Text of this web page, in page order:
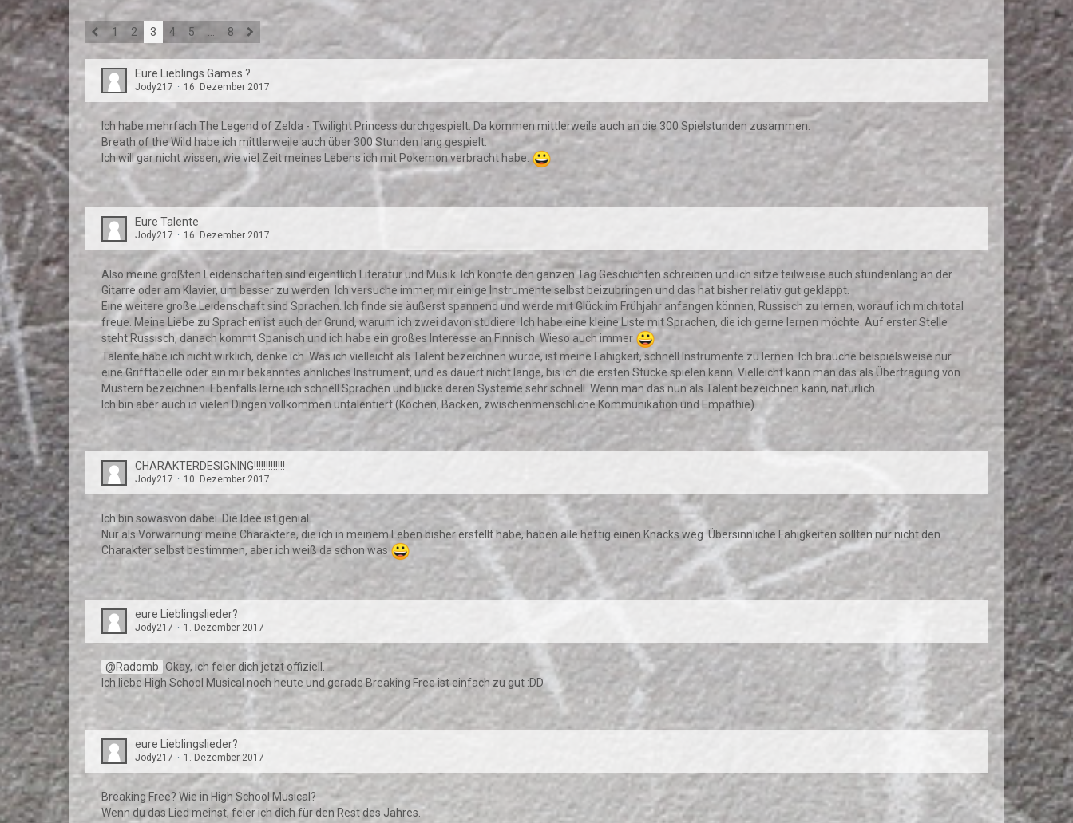
1 2 3 4 5 8
Eure Lieblings Games ?
Jody217 16. Dezember 2017
Ich habe mehrfach The Legend of Zelda - Twilight Princess durchgespielt. Da kommen mittlerweile auch an die 300 Spielstunden zusammen.
Breath of the Wild habe ich mittlerweile auch über 300 Stunden lang gespielt.
Ich will gar nicht wissen, wie viel Zeit meines Lebens ich mit Pokemon verbracht habe.
Eure Talente
Jody217 16. Dezember 2017
Also meine größten Leidenschaften sind eigentlich Literatur und Musik. Ich könnte den ganzen Tag Geschichten schreiben und ich sitze teilweise auch stundenlang an der
Gitarre oder am Klavier, um besser zu werden. Ich versuche immer, mir einige Instrumente selbst beizubringen und das hat bisher relativ gut geklappt.
Eine weitere große Leidenschaft sind Sprachen. Ich finde sie äußerst spannend und werde mit Glück im Frühjahr anfangen können, Russisch zu lernen, worauf ich mich total
freue. Meine Liebe zu Sprachen ist auch der Grund, warum ich zwei davon studiere. Ich habe eine kleine Liste mit Sprachen, die ich gerne lernen möchte. Auf erster Stelle
steht Russisch, danach kommt Spanisch und ich habe ein großes Interesse an Finnisch. Wieso auch immer
Talente habe ich nicht wirklich, denke ich. Was ich vielleicht als Talent bezeichnen würde, ist meine Fähigkeit, schnell Instrumente zu lernen. Ich brauche beispielsweise nur
eine Grifftabelle oder ein mir bekanntes ähnliches Instrument, und es dauert nicht lange, bis ich die ersten Stücke spielen kann. Vielleicht kann man das als Übertragung von
Mustern bezeichnen. Ebenfalls lerne ich schnell Sprachen und blicke deren Systeme sehr schnell. Wenn man das nun als Talent bezeichnen kann, natürlich.
Ich bin aber auch in vielen Dingen vollkommen untalentiert (Kochen, Backen, zwischenmenschliche Kommunikation und Empathie).
CHARAKTERDESIGNING!!!!!!!!!!!!!
Jody217 10. Dezember 2017
Ich bin sowasvon dabei. Die Idee ist genial.
Nur als Vorwarnung: meine Charaktere, die ich in meinem Leben bisher erstellt habe, haben alle heftig einen Knacks weg. Übersinnliche Fähigkeiten sollten nur nicht den
Charakter selbst bestimmen, aber ich weiß da schon was
eure Lieblingslieder?
Jody217 1. Dezember 2017
Radomb Okay, ich feier dich jetzt offiziell.
Ich liebe High School Musical noch heute und gerade Breaking Free ist einfach zu gut :DD
eure Lieblingslieder?
Jody217 1. Dezember 2017
Breaking Free? Wie in High School Musical?
Wenn du das Lied meinst, feier ich dich für den Rest des Jahres.